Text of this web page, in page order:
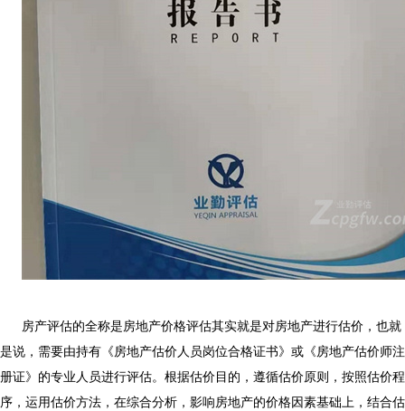
房产评估的全称是房地产价格评估其实就是对房地产进行估价，也就
是说，需要由持有《房地产估价人员岗位合格证书》或《房地产估价师注
册证》的专业人员进行评估。根据估价目的，遵循估价原则，按照估价程
序，运用估价方法，在综合分析，影响房地产的价格因素基础上，结合估